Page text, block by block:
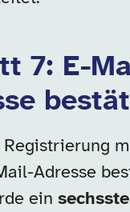
7: E-
Registrierung
Adresse
ein